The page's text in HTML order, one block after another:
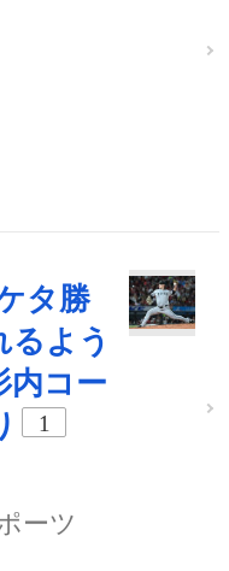
タ勝
るよう
内コー
1
ーツ